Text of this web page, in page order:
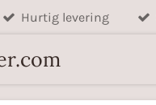
Hurtig levering